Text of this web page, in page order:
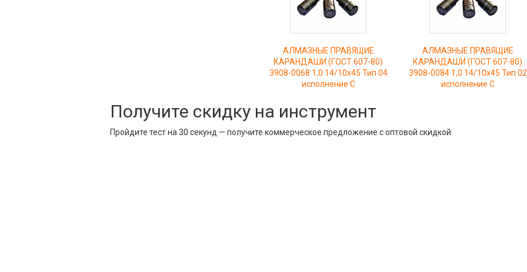
АЛМАЗНЫЕ ПРАВЯЩИЕ
КАРАНДАШИ (ГОСТ 607-80)
3908-0068 1,0 14/10х45 Тип 04
исполнение С
АЛМАЗНЫЕ ПРАВЯЩИЕ
КАРАНДАШИ (ГОСТ 607-80)
3908-0084 1,0 14/10х45 Тип 02
исполнение С
Получите скидку на инструмент
Пройдите тест на 30 секунд — получите коммерческое предложение с оптовой скидкой